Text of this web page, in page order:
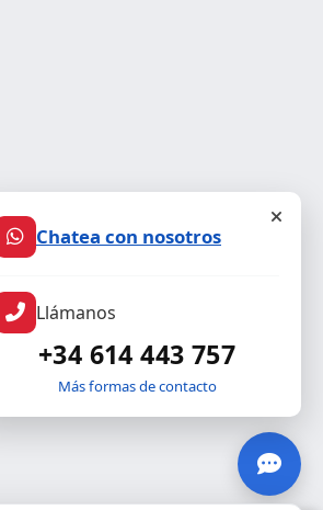
Chatea con nosotros
Llámanos
+34 614 443 757
Más formas de contacto